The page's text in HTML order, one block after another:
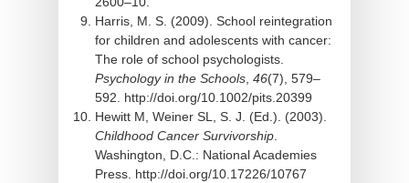
Harris, M. S. (2009). School reintegration
for children and adolescents with cancer:
The role of school psychologists.
Psychology in the Schools 46(7), 579–
592. http://doi.org/10.1002/pits.20399
Hewitt M, Weiner SL, S. J. (Ed.). (2003).
Childhood Cancer Survivorship
Washington, D.C.: National Academies
Press. http://doi.org/10.17226/10767